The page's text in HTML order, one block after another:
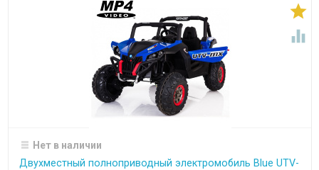


Нет в наличии
Двухместный полноприводный электромобиль Blue UTV-